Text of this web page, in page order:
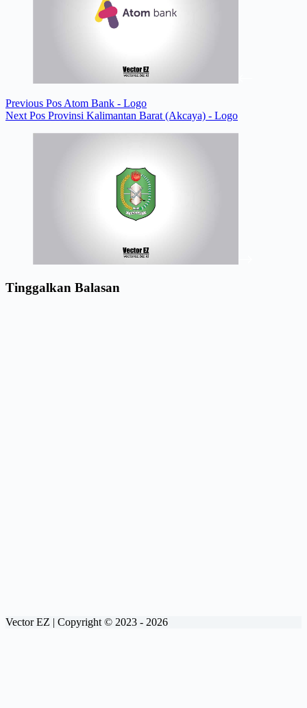
Previous Pos Atom Bank - Logo
Next Pos Provinsi Kalimantan Barat (Akcaya) - Logo
Tinggalkan Balasan
Vector EZ | Copyright © 2023 - 2026